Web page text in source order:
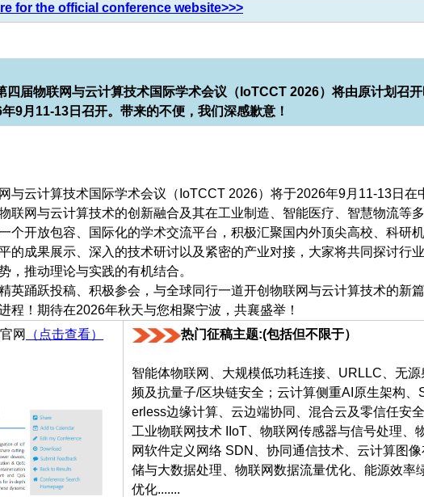
for the official conference website>>>
四届物联网与云计算技术国际学术会议（IoTCCT 2026）将由原计划召
9月11-13日召开。带来的不便，我们深感歉意！
与云计算技术国际学术会议（IoTCCT 2026）将于2026年9月11-13日在
联网与云计算技术的创新融合及其在工业制造、智能医疗、智慧物流等
个开放包容、国际化的学术交流平台，积极汇聚国内外顶尖高校、科研
的成果展示、深入的技术研讨以及紧密的产业对接，大家将共同探讨行
，推动理论与实践的有机结合。
英踊跃投稿、积极参会，与全球同行一道开创物联网与云计算技术的新篇
程！期待在2026年秋天与您相聚宁波，共襄盛举！
网
（点击查看） 热门征稿主题:(包括但不限于）
智能体物联网、大规模低功耗连接、URLLC、无源
频及抗量子/区块链安全；云计算侧重AI原生架构、
erless边缘计算、云边端协同、混合云及零信任安全
工业物联网技术 IIoT、物联网传感器与信号处理、
网软件定义网络 SDN、协同通信技术、云计算图像
储与大数据处理、物联网数据流量优化、能源效率
优化.......